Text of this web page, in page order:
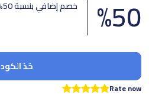
50
% خصم إضافي بنسبة 50% على جميع المنتجات
خذ الكود
Rate now